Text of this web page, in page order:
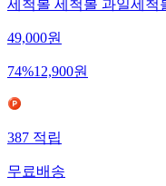
세척볼 세척볼 과일세척
49,000원
74%12,900원
387적립
무료배송